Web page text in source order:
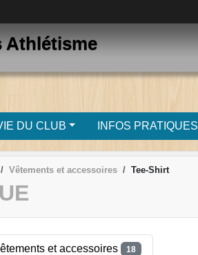
Athlétisme
DU CLUB INFOS PRATIQUES
Vêtements et accessoires Tee-Shirt
et accessoires 18
cookies